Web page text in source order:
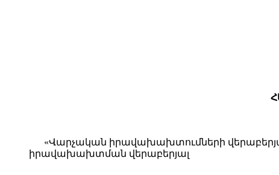
«Վարչական իրավախախտումների
իրավախախտման վերաբերյալ